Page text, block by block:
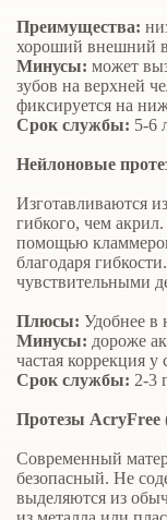
Преимущества:
хороший внешний
Минусы: может
зубов на верхней
фиксируется на
Срок службы: 5-6
Нейлоновые
Изготавливаются
гибкого, чем
помощью
благодаря
чувствительными
Плюсы: Удобнее в
Минусы: дороже
частая коррекция у
Срок службы: 2-3
Протезы
Современный
безопасный. Не
выделяются из